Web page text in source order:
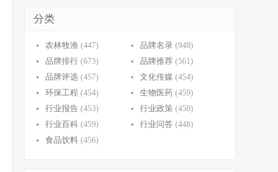
分类
农林牧渔 (447) 品牌名录 (948)
品牌排行 (673) 品牌推荐 (561)
品牌评选 (457) 文化传媒 (454)
环保工程 (454) 生物医药 (459)
行业报告 (453) 行业政策 (450)
行业百科 (459) 行业问答 (448)
食品饮料 (456)